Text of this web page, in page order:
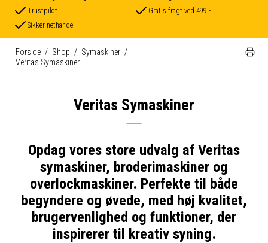
Trustpilot
Gratis fragt ved 499,-
Sikker nethandel
Forside / Shop / Symaskiner /
Veritas Symaskiner
Veritas Symaskiner
Opdag vores store udvalg af Veritas
symaskiner, broderimaskiner og
overlockmaskiner. Perfekte til både
begyndere og øvede, med høj kvalitet,
brugervenlighed og funktioner, der
inspirerer til kreativ syning.